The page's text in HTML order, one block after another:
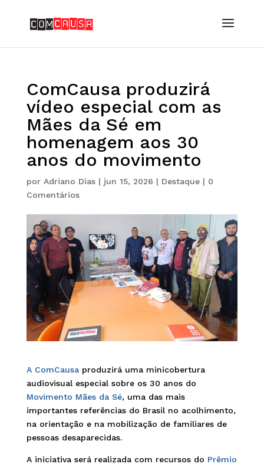
ComCausa produzirá
vídeo especial com as
Mães da Sé em
homenagem aos 30
anos do movimento
por Adriano Dias| jun 15, 2026 | Destaque| 0
Comentários
A ComCausaproduzirá uma minicobertura
audiovisual especial sobre os 30 anos do
Movimento Mães da Sé, uma das mais
importantes referências do Brasil no acolhimento,
na orientação e na mobilização de familiares de
pessoas desaparecidas.
A iniciativa será realizada com recursos do Prêmio